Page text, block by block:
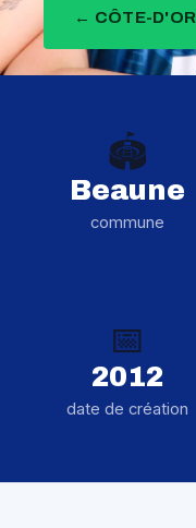
← CÔTE-D'OR
🏟️
Beaune
commune
📅
2012
date de création